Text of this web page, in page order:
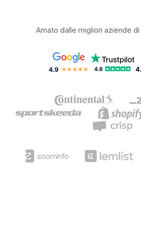
Amato dalle migliori aziende